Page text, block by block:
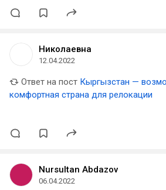
Николаевна
12.04.2022
Ответ на пост Кыргызстан —
комфортная страна для релокации
Nursultan Abdazov
06.04.2022